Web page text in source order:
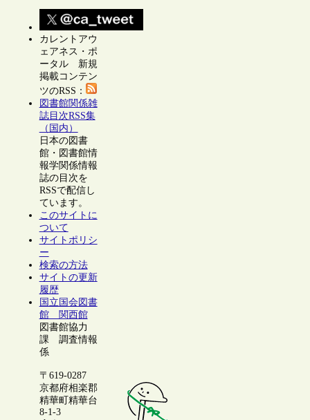
カレントアウ
ェアネス・ポ
ータル 新規
掲載コンテン
ツのRSS：
図書館関係雑
誌目次RSS集
（国内）
日本の図書
館・図書館情
報学関係情報
誌の目次を
RSSで配信し
ています。
このサイトに
ついて
サイトポリシ
ー
検索の方法
サイトの更新
履歴
国立国会図書
館 関西館
図書館協力
課 調査情報
係
〒619-0287
京都府相楽郡
精華町精華台
8-1-3